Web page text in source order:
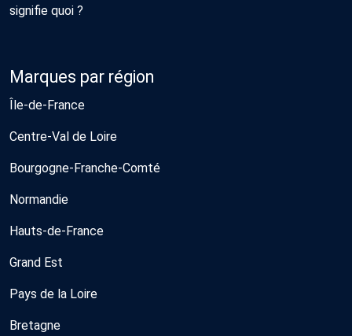
signifie quoi ?
Marques par région
Île-de-France
Centre-Val de Loire
Bourgogne-Franche-Comté
Normandie
Hauts-de-France
Grand Est
Pays de la Loire
Bretagne